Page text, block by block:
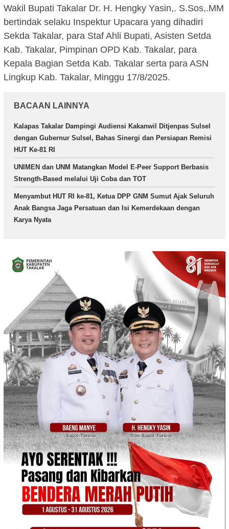
Wakil Bupati Takalar Dr. H. Hengky Yasin,. S.Sos,.MM
bertindak selaku Inspektur Upacara yang dihadiri
Sekda Takalar, para Staf Ahli Bupati, Asisten Setda
Kab. Takalar, Pimpinan OPD Kab. Takalar, para
Kepala Bagian Setda Kab. Takalar serta para ASN
Lingkup Kab. Takalar, Minggu 17/8/2025.
BACAAN LAINNYA
Kalapas Takalar Dampingi Audiensi Kakanwil Ditjenpas Sulsel
dengan Gubernur Sulsel, Bahas Sinergi dan Persiapan Remisi
HUT Ke-81 RI
UNIMEN dan UNM Matangkan Model E-Peer Support Berbasis
Strength-Based melalui Uji Coba dan TOT
Menyambut HUT RI ke-81, Ketua DPP GNM Sumut Ajak Seluruh
Anak Bangsa Jaga Persatuan dan Isi Kemerdekaan dengan
Karya Nyata